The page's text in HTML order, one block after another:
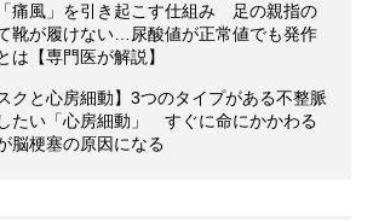
痛風」を引き起こす仕組み 足の親指の
靴が履けない…尿酸値が正常値でも発作
は【専門医が解説】
クと心房細動】3つのタイプがある不整脈
たい「心房細動」 すぐに命にかかわる
脳梗塞の原因になる